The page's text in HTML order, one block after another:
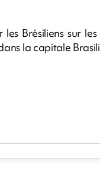
Brésiliens sur
la capitale